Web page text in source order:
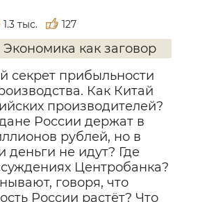
1.3 тыс. 127
Экономика как заговор
секрет прибыльности
Как Китай
производителей?
России держат в
рублей, но в
деньги не идут? Где
Центробанка?
говоря, что
России растёт? Что